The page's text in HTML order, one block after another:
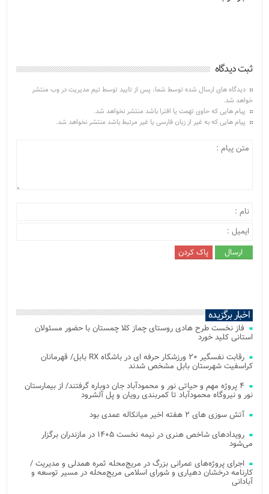
ثبت دیدگاه
دیدگاه های ارسال شده توسط شما، پس از تایید توسط تیم مدیریت در وب منتشر
خواهد شد.
پیام هایی که حاوی تهمت یا افترا باشد منتشر نخواهد شد.
پیام هایی که به غیر از زبان فارسی یا غیر مرتبط باشد منتشر نخواهد شد.
اخبار برگزیده
فاز نخست طرح هادی روستای چماز کلا چمستان با حضور مسئولان
استانی کلید خورد
رقابت نفسگیر ۲۰ ورزشکار حرفه ای در باشگاه RX بابل/ قهرمانان
کراسفیت شهرستان بابل مشخص شدند
۴ پروژه مهم و حیاتی نور و محمودآباد جان دوباره گرفتند/ از بیمارستان
نور و نیروگاه محمودآباد تا کمربندی رویان و پل آلشرود
آتش‌ سوزی‌ های ۲ هفته اخیر میانکاله عمدی بود
رویدادهای شاخص هنری در نیمه نخست ۱۴۰۵ در مازندران برگزار
می‌شود
اجرای پروژه‌های عمرانی بزرگ در مریج‌محله ثمره همدلی و مدیریت /
کارنامه درخشان دهیاری و شورای اسلامی مریج‌محله در مسیر توسعه و
آبادانی